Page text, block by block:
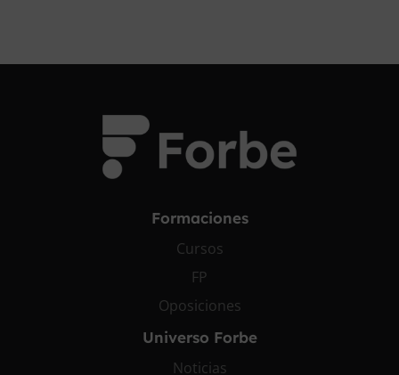
Formaciones
Cursos
FP
Oposiciones
Universo Forbe
Noticias